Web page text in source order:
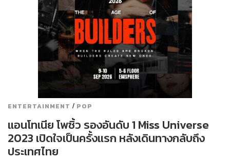
ENTERTAINMENT / POP
แอนโทเนีย โพซิ้ว รองอันดับ 1 Miss Universe
2023 เปิดใจเป็นครั้งแรก หลังเดินทางกลับถึง
ประเทศไทย